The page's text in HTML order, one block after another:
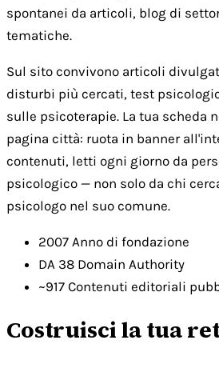
spontanei da articoli, blog di
tematiche.
Sul sito convivono articoli
disturbi più cercati, test
sulle psicoterapie. La tua scheda
pagina città: ruota in banner
contenuti, letti ogni giorno da
psicologico — non solo da chi
psicologo nel suo comune.
2007 Anno di fondazione
DA 38 Domain Authority
~917 Contenuti editoriali
Costruisci la tua